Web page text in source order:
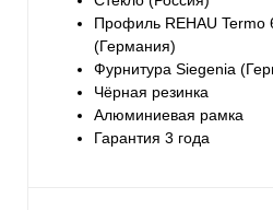
Профиль REHAU
(Германия)
Фурнитура Siegenia
Чёрная резинка
Алюминиевая рамка
Гарантия 3 года